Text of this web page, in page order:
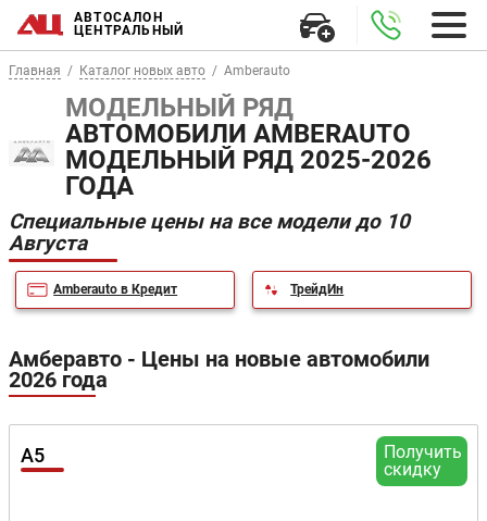
АВТОСАЛОН
ЦЕНТРАЛЬНЫЙ
Главная Каталог новых авто Amberauto
МОДЕЛЬНЫЙ РЯД
АВТОМОБИЛИ AMBERAUTO
МОДЕЛЬНЫЙ РЯД 2025-2026
ГОДА
Специальные цены на все модели до 10
Августа
Amberauto в Кредит ТрейдИн
Амберавто - Цены на новые автомобили
2026 года
Получить
скидку
A5